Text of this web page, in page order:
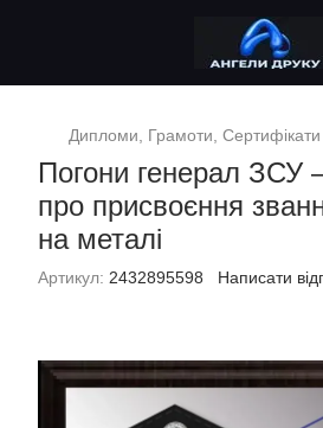
Дипломи, Грамоти, Сертифікати
Погони генерал ЗСУ
про присвоєння
на металі
Артикул: 2432895598 Написати